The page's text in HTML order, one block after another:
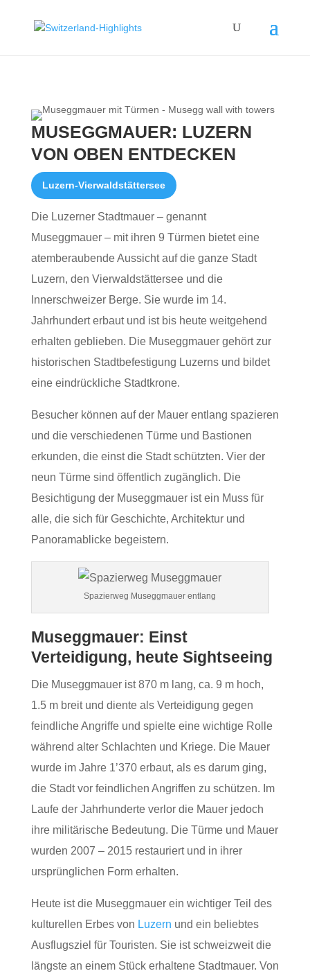
MUSEGGMAUER: LUZERN
VON OBEN ENTDECKEN
Luzern-Vierwaldstättersee
Die Luzerner Stadtmauer – genannt
Museggmauer – mit ihren 9 Türmen bietet eine
atemberaubende Aussicht auf die ganze Stadt
Luzern, den Vierwaldstättersee und die
Innerschweizer Berge. Sie wurde im 14.
Jahrhundert erbaut und ist bis heute weitgehend
erhalten geblieben. Die Museggmauer gehört zur
historischen Stadtbefestigung Luzerns und bildet
eine eindrückliche Stadtkrone.
Besucher können auf der Mauer entlang spazieren
und die verschiedenen Türme und Bastionen
erkunden, die einst die Stadt schützten. Vier der
neun Türme sind öffentlich zugänglich. Die
Besichtigung der Museggmauer ist ein Muss für
alle, die sich für Geschichte, Architektur und
Panoramablicke begeistern.
Spazierweg Museggmauer entlang
Museggmauer: Einst
Verteidigung, heute Sightseeing
Die Museggmauer ist 870 m lang, ca. 9 m hoch,
1.5 m breit und diente als Verteidigung gegen
feindliche Angriffe und spielte eine wichtige Rolle
während alter Schlachten und Kriege. Die Mauer
wurde im Jahre 1’370 erbaut, als es darum ging,
die Stadt vor feindlichen Angriffen zu schützen. Im
Laufe der Jahrhunderte verlor die Mauer jedoch
ihre militärische Bedeutung. Die Türme und Mauer
wurden 2007 – 2015 restauriert und in ihrer
ursprünglichen Form erhalten.
Heute ist die Museggmauer ein wichtiger Teil des
kulturellen Erbes von Luzern und ein beliebtes
Ausflugsziel für Touristen. Sie ist schweizweit die
längste an einem Stück erhaltene Stadtmauer. Von